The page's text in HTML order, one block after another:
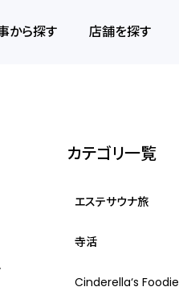
から探す 店舗を探す
カテゴリ一覧
エステサウナ旅
寺活
Cinderella‘s Foodie